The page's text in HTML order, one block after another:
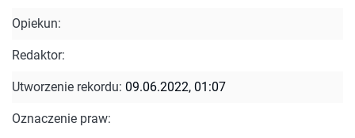
Opiekun:
Redaktor:
Utworzenie rekordu: 09.06.2022, 01:07
Oznaczenie praw: